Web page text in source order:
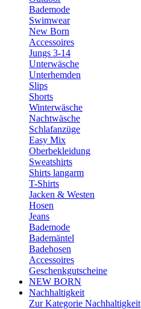
Bademode
Swimwear
New Born
Accessoires
Jungs 3-14
Unterwäsche
Unterhemden
Slips
Shorts
Winterwäsche
Nachtwäsche
Schlafanzüge
Easy Mix
Oberbekleidung
Sweatshirts
Shirts langarm
T-Shirts
Jacken & Westen
Hosen
Jeans
Bademode
Bademäntel
Badehosen
Accessoires
Geschenkgutscheine
NEW BORN
Nachhaltigkeit
Zur Kategorie Nachhaltigkeit